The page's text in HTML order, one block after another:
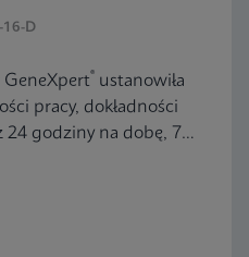
16-D
GeneXpert® ustanowiła
pracy, dokładności
godziny na dobę, 7